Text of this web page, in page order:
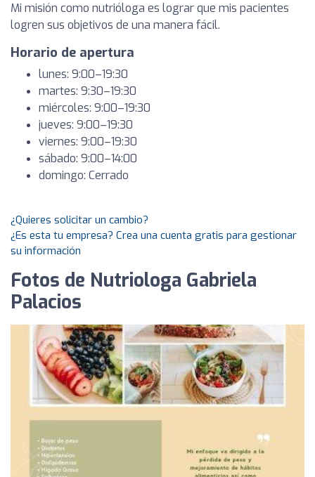
Mi misión como nutrióloga es lograr que mis pacientes
logren sus objetivos de una manera fácil.
Horario de apertura
lunes: 9:00–19:30
martes: 9:30–19:30
miércoles: 9:00–19:30
jueves: 9:00–19:30
viernes: 9:00–19:30
sábado: 9:00–14:00
domingo: Cerrado
¿Quieres solicitar un cambio?
¿Es esta tu empresa? Crea una cuenta gratis para gestionar
su información
Fotos de Nutriologa Gabriela
Palacios